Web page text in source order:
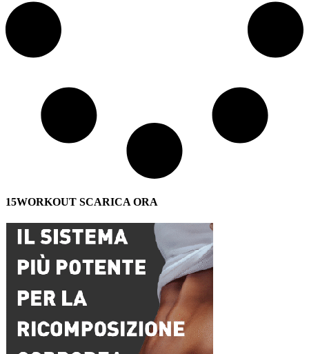
15WORKOUT SCARICA ORA